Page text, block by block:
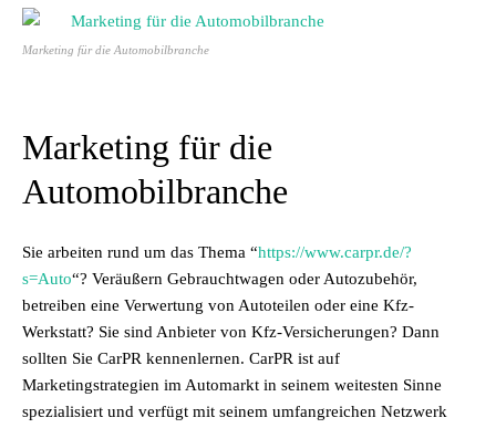
Marketing für die Automobilbranche
Marketing für die
Automobilbranche
Sie arbeiten rund um das Thema “https://www.carpr.de/?
s=Auto“? Veräußern Gebrauchtwagen oder Autozubehör,
betreiben eine Verwertung von Autoteilen oder eine Kfz-
Werkstatt? Sie sind Anbieter von Kfz-Versicherungen? Dann
sollten Sie CarPR kennenlernen. CarPR ist auf
Marketingstrategien im Automarkt in seinem weitesten Sinne
spezialisiert und verfügt mit seinem umfangreichen Netzwerk